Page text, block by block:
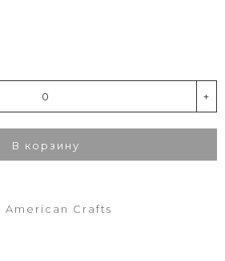
+
В корзину
American Crafts